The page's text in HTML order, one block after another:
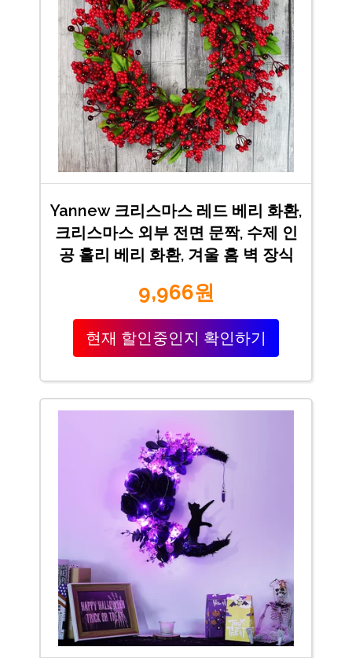
Yannew 크리스마스 레드 베리 화환,
크리스마스 외부 전면 문짝, 수제 인
공 홀리 베리 화환, 겨울 홈 벽 장식
9,966원
현재 할인중인지 확인하기